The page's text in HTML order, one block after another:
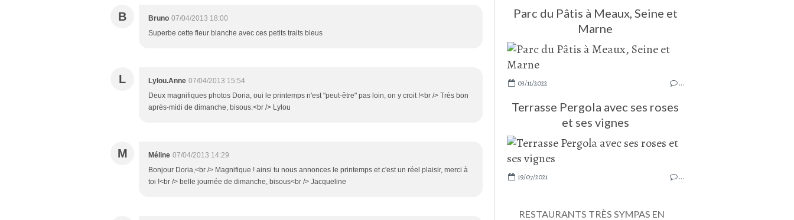
B Bruno 07/04/2013 18:00
Superbe cette fleur blanche avec ces petits traits bleus
L Lylou.Anne 07/04/2013 15:54
Deux magnifiques photos Doria, oui le printemps n'est "peut-être" pas loin, on y croit !<br /> Très bon
après-midi de dimanche, bisous.<br /> Lylou
M Méline 07/04/2013 14:29
Bonjour Doria,<br /> Magnifique ! ainsi tu nous annonces le printemps et c'est un réel plaisir, merci à
toi !<br /> belle journée de dimanche, bisous<br /> Jacqueline
Parc du Pâtis à Meaux, Seine et
Marne
03/11/2022 …
Terrasse Pergola avec ses roses
et ses vignes
19/07/2021 …
RESTAURANTS TRÈS SYMPAS EN